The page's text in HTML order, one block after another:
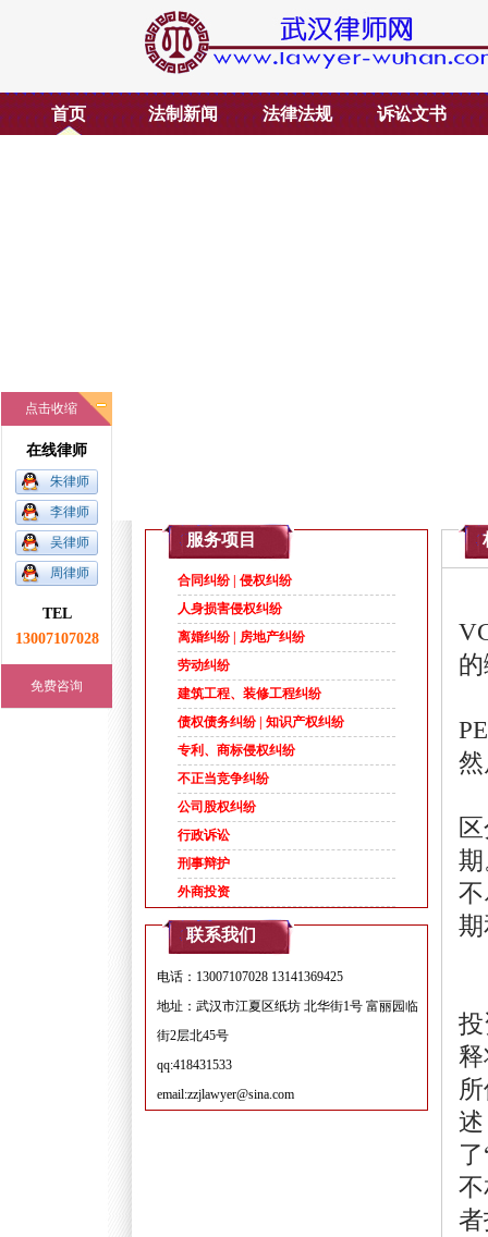
点击收缩
在线律师
朱律师
李律师
吴律师
周律师
TEL
13007107028
免费咨询
首页 法制新闻 法律法规 诉讼文书
2 3 4
服务项目
合同纠纷 | 侵权纠纷
人身损害侵权纠纷
离婚纠纷 | 房地产纠纷
劳动纠纷
建筑工程、装修工程纠纷
债权债务纠纷 | 知识产权纠纷
专利、商标侵权纠纷
不正当竞争纠纷
公司股权纠纷
行政诉讼
刑事辩护
外商投资
联系我们
电话：13007107028 13141369425
地址：武汉市江夏区纸坊 北华街1号 富丽园临
街2层北45号
qq:418431533
email:zzjlawyer@sina.com